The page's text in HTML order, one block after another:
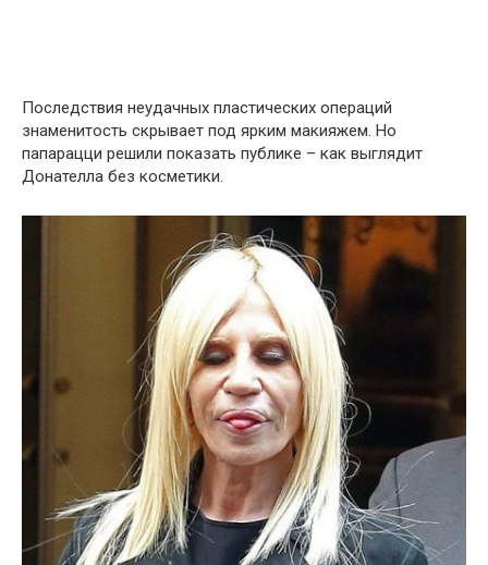
Последствия неудачных пластических операций
знаменитость скрывает под ярким макияжем. Но
папарацци решили показать публике – как выглядит
Донателла без косметики.